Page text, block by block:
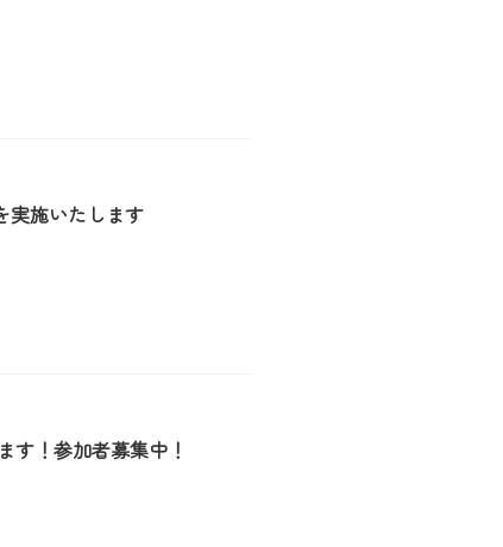
実施いたします
す！参加者募集中！